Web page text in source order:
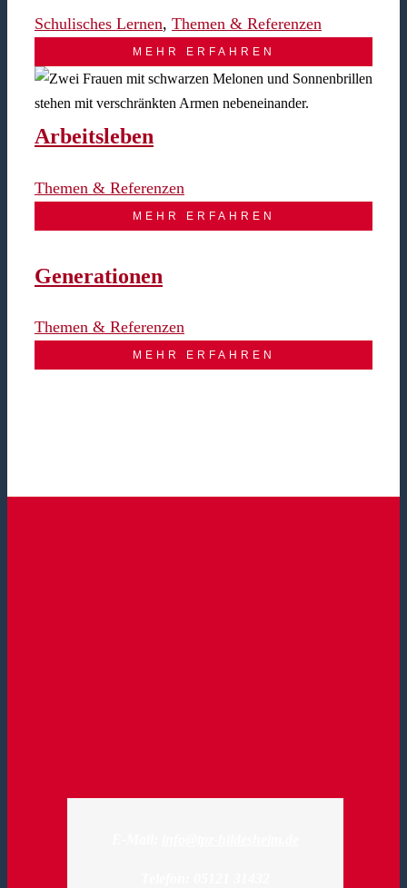
Schulisches Lernen, Themen & Referenzen
MEHR ERFAHREN
Arbeitsleben
Themen & Referenzen
MEHR ERFAHREN
Generationen
Themen & Referenzen
MEHR ERFAHREN